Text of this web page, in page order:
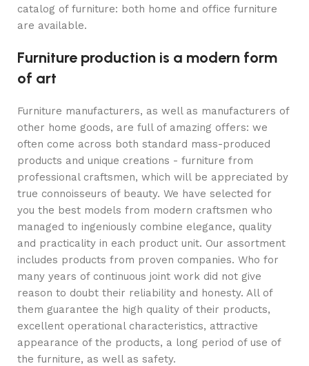
catalog of furniture: both home and office furniture
are available.
Furniture production is a modern form
of art
Furniture manufacturers, as well as manufacturers of
other home goods, are full of amazing offers: we
often come across both standard mass-produced
products and unique creations - furniture from
professional craftsmen, which will be appreciated by
true connoisseurs of beauty. We have selected for
you the best models from modern craftsmen who
managed to ingeniously combine elegance, quality
and practicality in each product unit. Our assortment
includes products from proven companies. Who for
many years of continuous joint work did not give
reason to doubt their reliability and honesty. All of
them guarantee the high quality of their products,
excellent operational characteristics, attractive
appearance of the products, a long period of use of
the furniture, as well as safety.